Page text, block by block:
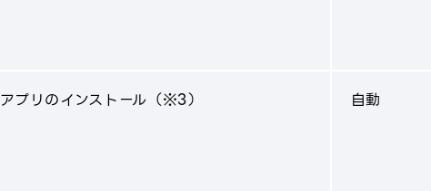
アプリのインストール（※3） 自動